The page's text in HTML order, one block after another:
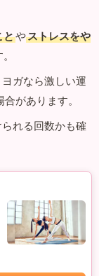
とやストレスをや
ガなら激しい運
があります。
れる回数かも確